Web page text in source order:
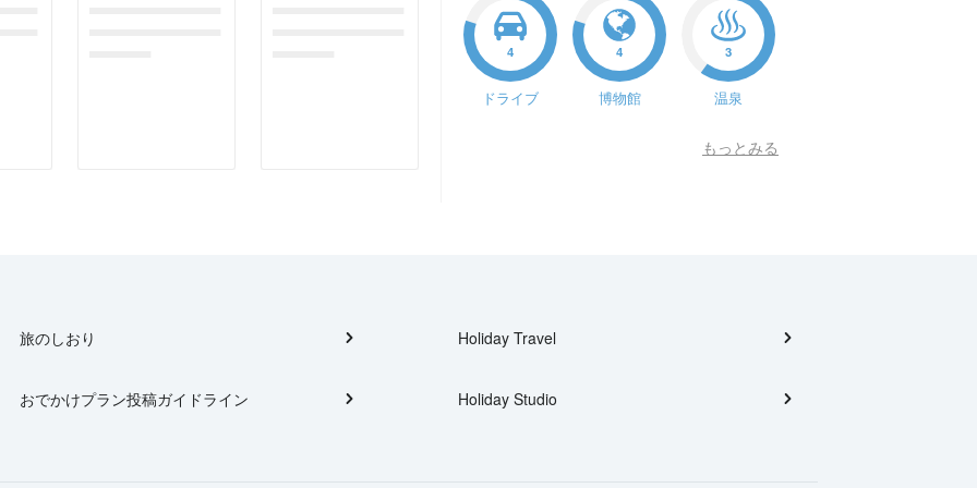
4
ドライブ
4
博物館
3
温泉
もっとみる
旅のしおり
おでかけプラン投稿ガイドライン
Holiday Travel
Holiday Studio